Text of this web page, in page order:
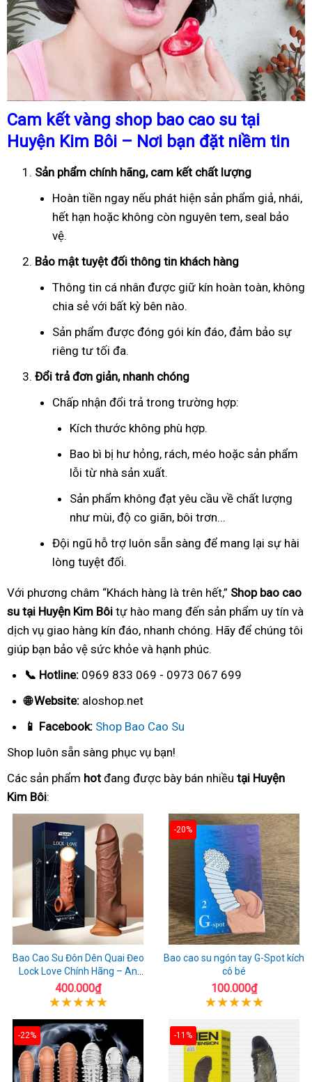
Cam kết vàng shop bao cao su tại
Huyện Kim Bôi – Nơi bạn đặt niềm tin
Sản phẩm chính hãng, cam kết chất lượng
Hoàn tiền ngay nếu phát hiện sản phẩm giả, nhái,
hết hạn hoặc không còn nguyên tem, seal bảo
vệ.
Bảo mật tuyệt đối thông tin khách hàng
Thông tin cá nhân được giữ kín hoàn toàn, không
chia sẻ với bất kỳ bên nào.
Sản phẩm được đóng gói kín đáo, đảm bảo sự
riêng tư tối đa.
Đổi trả đơn giản, nhanh chóng
Chấp nhận đổi trả trong trường hợp:
Kích thước không phù hợp.
Bao bì bị hư hỏng, rách, méo hoặc sản phẩm
lỗi từ nhà sản xuất.
Sản phẩm không đạt yêu cầu về chất lượng
như mùi, độ co giãn, bôi trơn...
Đội ngũ hỗ trợ luôn sẵn sàng để mang lại sự hài
lòng tuyệt đối.
Với phương châm “Khách hàng là trên hết,” Shop bao cao
su tại Huyện Kim Bôi tự hào mang đến sản phẩm uy tín và
dịch vụ giao hàng kín đáo, nhanh chóng. Hãy để chúng tôi
giúp bạn bảo vệ sức khỏe và hạnh phúc.
📞 Hotline: 0969 833 069 - 0973 067 699
🌐 Website: aloshop.net
📱 Facebook: Shop Bao Cao Su
Shop luôn sẵn sàng phục vụ bạn!
Các sản phẩm hot đang được bày bán nhiều tại Huyện
Kim Bôi:
Bao Cao Su Đôn Dên Quai Đeo
Lock Love Chính Hãng – An
Toàn, Đáng Tin Cậy
400.000₫
-20%
Bao cao su ngón tay G-Spot kích
cô bé
100.000₫
-22% -11%